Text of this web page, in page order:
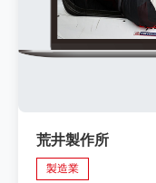
荒井製作所
製造業